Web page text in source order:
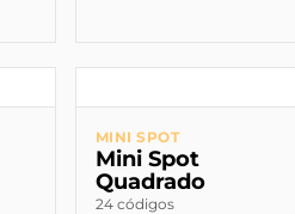
MINI SPOT
Mini Spot
Quadrado
24 códigos